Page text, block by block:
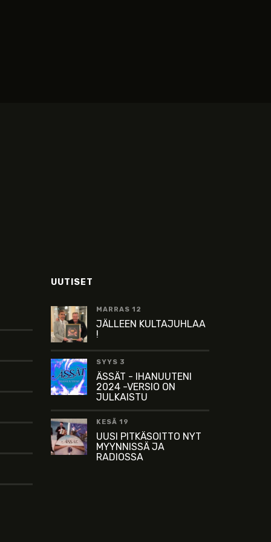
UUTISET
MARRAS 12
JÄLLEEN KULTAJUHLAA
!
SYYS 3
ÄSSÄT - IHANUUTENI
2024 -VERSIO ON
JULKAISTU
KESÄ 19
UUSI PITKÄSOITTO NYT
MYYNNISSÄ JA
RADIOSSA